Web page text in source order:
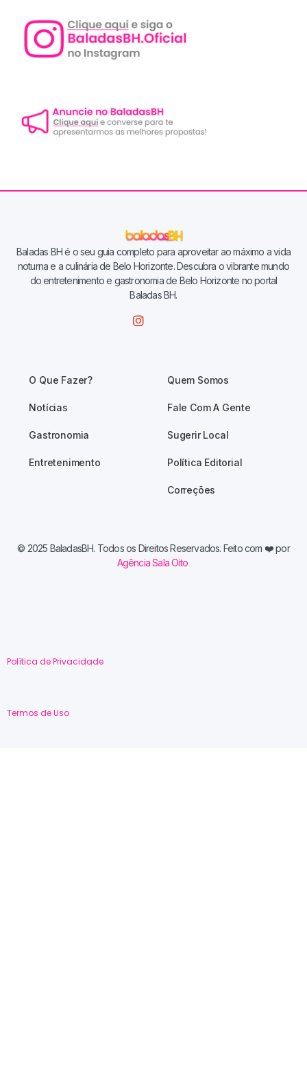
Baladas BH é o seu guia completo para aproveitar ao máximo a vida
noturna e a culinária de Belo Horizonte. Descubra o vibrante mundo
do entretenimento e gastronomia de Belo Horizonte no portal
Baladas BH.
O Que Fazer?
Notícias
Gastronomia
Entretenimento
Quem Somos
Fale Com A Gente
Sugerir Local
Política Editorial
Correções
© 2025 BaladasBH. Todos os Direitos Reservados. Feito com ❤️ por
Agência Sala Oito
Política de Privacidade
Termos de Uso